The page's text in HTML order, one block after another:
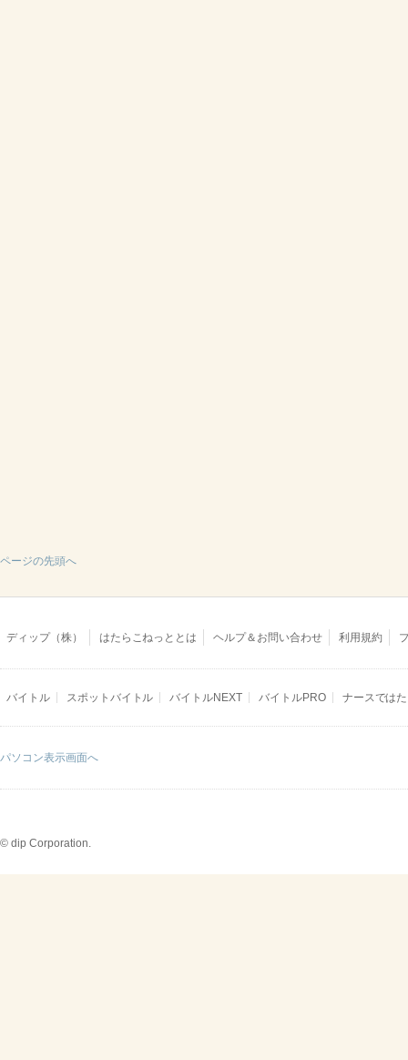
ページの先頭へ
ディップ（株） はたらこねっととは ヘルプ＆お問い合わせ 利用規約
バイトル スポットバイトル バイトルNEXT バイトルPRO ナースでは
パソコン表示画面へ
© dip Corporation.